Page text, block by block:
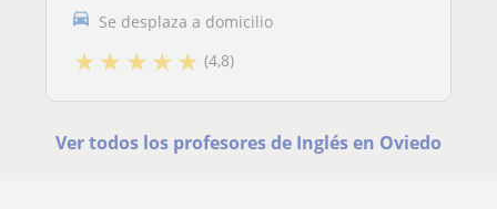
Se desplaza a domicilio
★★ ★★★ (4,8)
Ver todos los profesores de Inglés en Oviedo